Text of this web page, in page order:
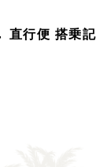
直行便 搭乗記